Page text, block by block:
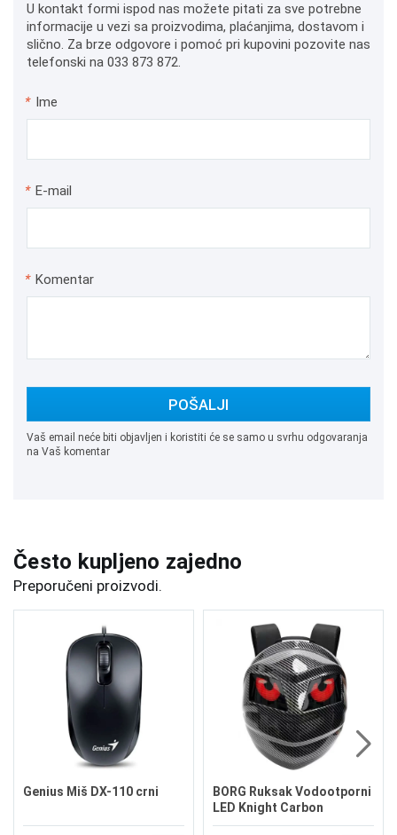
U kontakt formi ispod nas možete pitati za sve potrebne
informacije u vezi sa proizvodima, plaćanjima, dostavom i
slično. Za brze odgovore i pomoć pri kupovini pozovite nas
telefonski na 033 873 872.
* Ime
* E-mail
* Komentar
POŠALJI
Vaš email neće biti objavljen i koristiti će se samo u svrhu odgovaranja
na Vaš komentar
Često kupljeno zajedno
Preporučeni proizvodi.
Genius Miš DX-110 crni
BORG Ruksak Vodootporni
LED Knight Carbon